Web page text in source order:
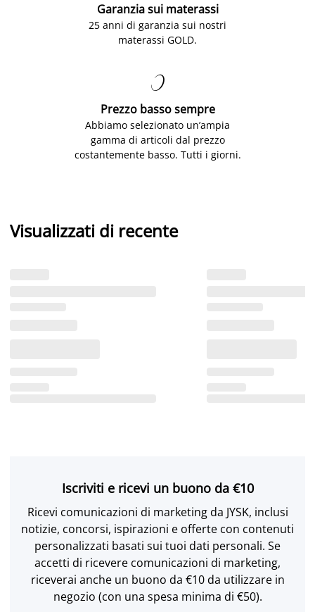
Garanzia sui materassi
25 anni di garanzia sui nostri
materassi GOLD.

Prezzo basso sempre
Abbiamo selezionato un’ampia
gamma di articoli dal prezzo
costantemente basso. Tutti i giorni.
Visualizzati di recente
Iscriviti e ricevi un buono da €10
Ricevi comunicazioni di marketing da JYSK, inclusi
notizie, concorsi, ispirazioni e offerte con contenuti
personalizzati basati sui tuoi dati personali. Se
accetti di ricevere comunicazioni di marketing,
riceverai anche un buono da €10 da utilizzare in
negozio (con una spesa minima di €50).